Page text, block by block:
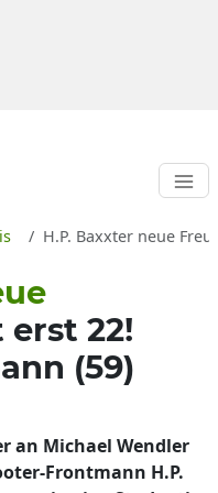
H.P. Baxxter neue
erst 22!
(59)
an Michael Wendler
Frontmann H.P.